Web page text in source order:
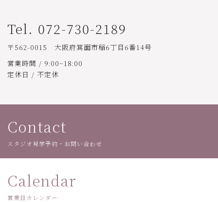
Tel. 072-730-2189
〒562-0015 大阪府箕面市稲6丁目6番14号
営業時間 / 9:00~18:00
定休日 / 不定休
Contact
スタジオ見学予約・お問い合わせ
Calendar
営業日カレンダー